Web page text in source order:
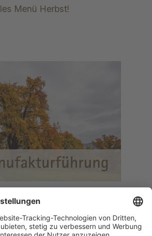
Menü Herbst!
Menü Herbst mit
10.10.26, 18:30 - 22:30